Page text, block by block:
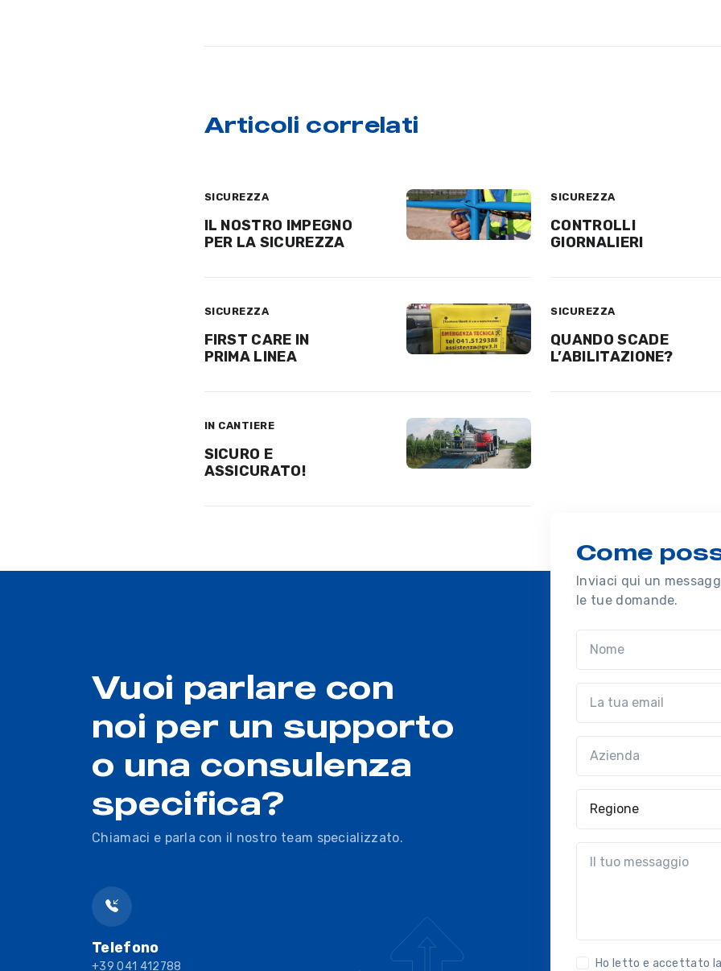
Articoli correlati
SICUREZZA
IL NOSTRO IMPEGNO
PER LA SICUREZZA
SICUREZZA
CONTROLLI
GIORNALIERI
SICUREZZA
FIRST CARE IN
PRIMA LINEA
SICUREZZA
QUANDO SCADE
L’ABILITAZIONE?
IN CANTIERE
SICURO E
ASSICURATO!
Vuoi parlare con
noi per un supporto
o una consulenza
specifica?
Chiamaci e parla con il nostro team specializzato.
Telefono
+39 041 412788
Come
Inviaci qui un
le tue domande.
Ho letto e accettato